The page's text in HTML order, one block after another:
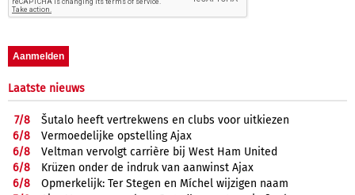
Laatste nieuws
7/8
Šutalo heeft vertrekwens en clubs voor uitkiezen
6/8
Vermoedelijke opstelling Ajax
6/8
Veltman vervolgt carrière bij West Ham United
6/8
Krüzen onder de indruk van aanwinst Ajax
6/8
Opmerkelijk: Ter Stegen en Míchel wijzigen naam